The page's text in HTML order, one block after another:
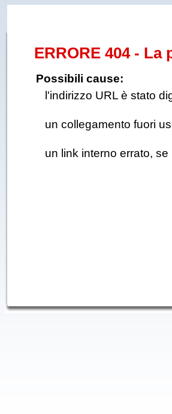
ERRORE 404 -
Possibili cause:
l'indirizzo URL è stato
un collegamento fuori
un link interno errato,